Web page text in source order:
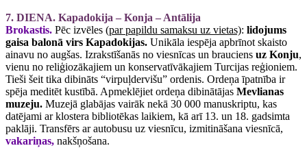
7. DIENA. Kapadokija – Konja – Antālija
Brokastis. Pēc izvēles (par papildu samaksu uz vietas): lidojums
gaisa balonā virs Kapadokijas. Unikāla iespēja apbrīnot skaisto
ainavu no augšas. Izrakstīšanās no viesnīcas un brauciens uz Konju,
vienu no reliģiozākajiem un konservatīvākajiem Turcijas reģioniem.
Tieši šeit tika dibināts “virpuļdervišu” ordenis. Ordeņa īpatnība ir
spēja meditēt kustībā. Apmeklējiet ordeņa dibinātājas Mevlianas
muzeju. Muzejā glabājas vairāk nekā 30 000 manuskriptu, kas
datējami ar klostera bibliotēkas laikiem, kā arī 13. un 18. gadsimta
paklāji. Transfērs ar autobusu uz viesnīcu, izmitināšana viesnīcā,
vakariņas, nakšņošana.